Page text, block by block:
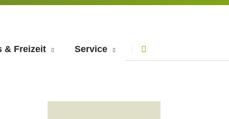
überspringen
& Freizeit Service